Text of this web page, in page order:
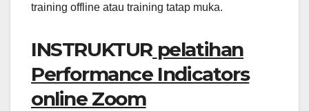
training offline atau training tatap muka.
INSTRUKTUR pelatihan
Performance Indicators
online Zoom